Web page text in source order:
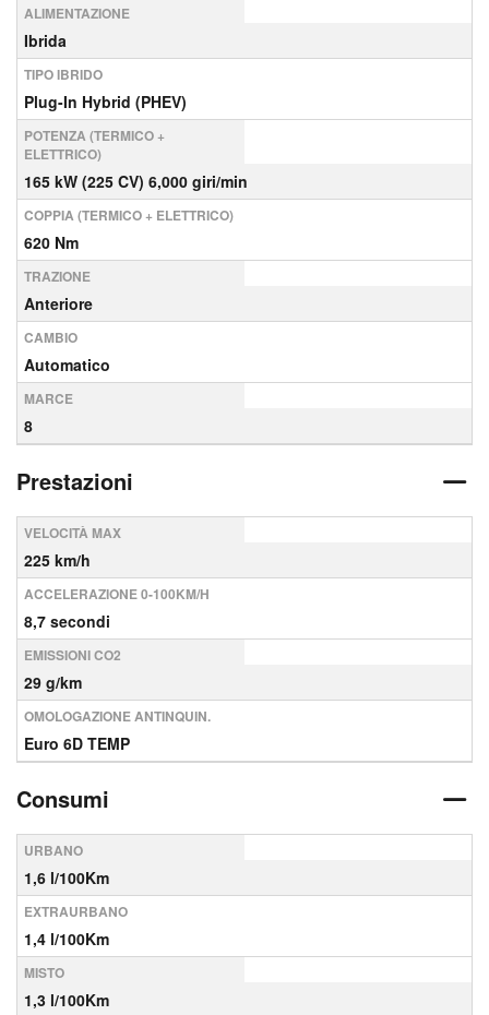
ALIMENTAZIONE
Ibrida
TIPO IBRIDO
Plug-In Hybrid (PHEV)
POTENZA (TERMICO +
ELETTRICO)
165 kW (225 CV) 6,000 giri/min
COPPIA (TERMICO + ELETTRICO)
620 Nm
TRAZIONE
Anteriore
CAMBIO
Automatico
MARCE
8
Prestazioni
VELOCITÀ MAX
225 km/h
ACCELERAZIONE 0-100KM/H
8,7 secondi
EMISSIONI CO2
29 g/km
OMOLOGAZIONE ANTINQUIN.
Euro 6D TEMP
Consumi
URBANO
1,6 l/100Km
EXTRAURBANO
1,4 l/100Km
MISTO
1,3 l/100Km